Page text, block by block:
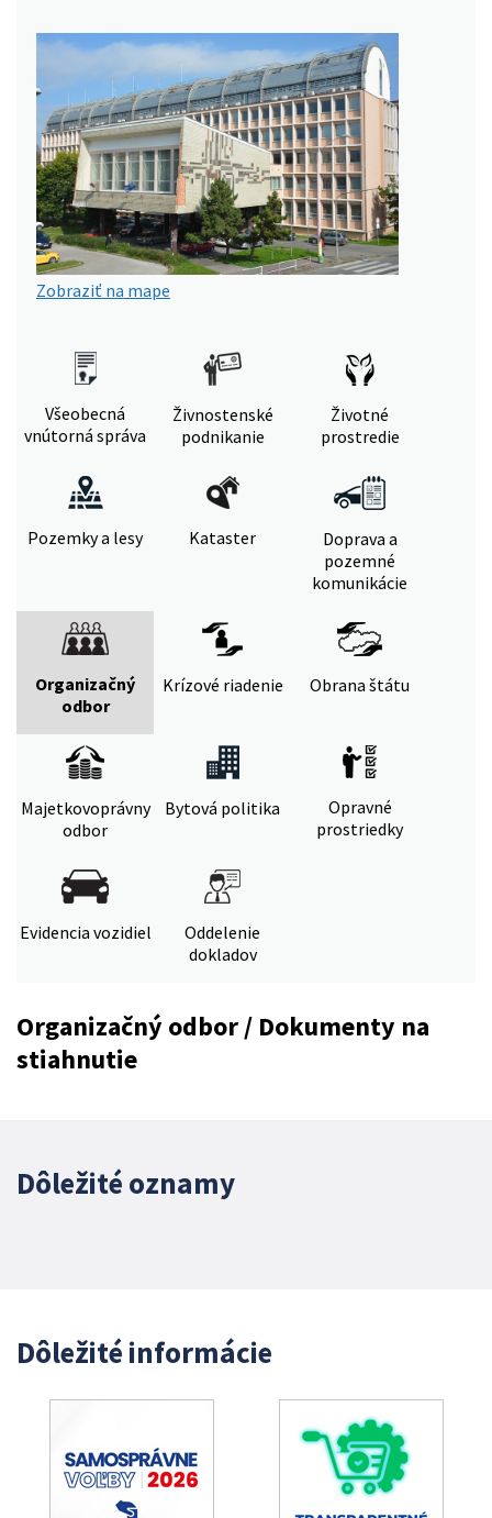
Zobraziť na mape
Všeobecná
vnútorná správa
Živnostenské
podnikanie
Životné
prostredie
Pozemky a lesy Kataster
Doprava a
pozemné
komunikácie
Organizačný
odbor
Krízové riadenie Obrana štátu
Majetkovoprávny
odbor
Bytová politika
Opravné
prostriedky
Evidencia vozidiel
Oddelenie
dokladov
Organizačný odbor / Dokumenty na
stiahnutie
Dôležité oznamy
Dôležité informácie